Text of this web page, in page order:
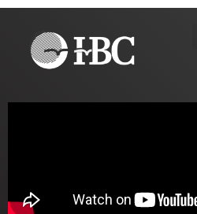
Ir
contenido